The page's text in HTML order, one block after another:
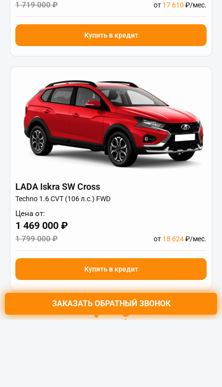
1 719 000 ₽ от 17 610 ₽/мес.
Купить в кредит
LADA Iskra SW Cross
Techno 1.6 CVT (106 л.с.) FWD
Цена от:
1 469 000 ₽
1 799 000 ₽ от 18 624₽/мес.
Купить в кредит
ЗАКАЗАТЬ ОБРАТНЫЙ ЗВОНОК